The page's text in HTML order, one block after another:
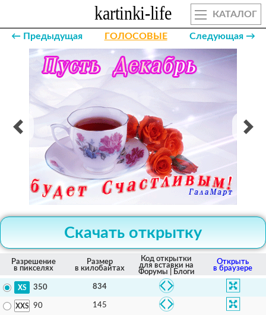
КАТАЛОГ
← Предыдущая ГОЛОСОВЫЕ Следующая →
Скачать открытку
Разрешение
в пикселях
Размер
в килобайтах
Код открытки
для вставки на
Форумы | Блоги
Открыть
в браузере
350 834
90 145